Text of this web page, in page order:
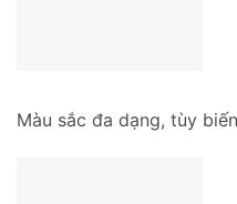
Màu sắc đa dạng, tùy